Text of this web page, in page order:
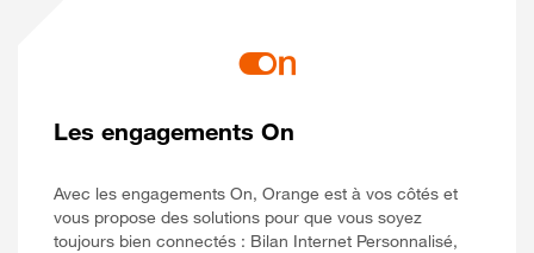
Les engagements On
Avec les engagements On, Orange est à vos côtés et
vous propose des solutions pour que vous soyez
toujours bien connectés : Bilan Internet Personnalisé,